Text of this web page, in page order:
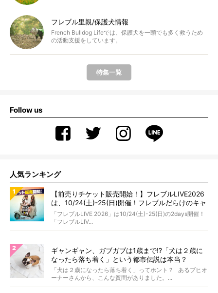
フレブル里親/保護犬情報
French Bulldog Lifeでは、保護犬を一頭でも多く救うため
の活動支援をしています。
特集一覧
Follow us
人気ランキング
【前売りチケット販売開始！】フレブルLIVE2026
は、10/24(土)-25(日)開催！フレブルだらけのキャ
ンプ・前夜祭・バスプランも新登場!?
「フレブルLIVE 2026」は10/24(土)-25(日)の2days開催！
「フレブルLIV...
ギャンギャン、ガブガブは1歳まで!?「犬は２歳に
なったら落ち着く」という都市伝説は本当？
「犬は２歳になったら落ち着く」ってホント？ あるブヒオ
ーナーさんから、こんな質問がありました。...